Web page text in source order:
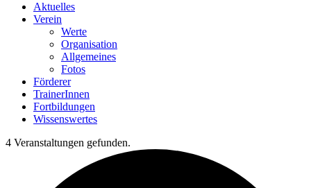
Aktuelles
Verein
Werte
Organisation
Allgemeines
Fotos
Förderer
TrainerInnen
Fortbildungen
Wissenswertes
4 Veranstaltungen gefunden.